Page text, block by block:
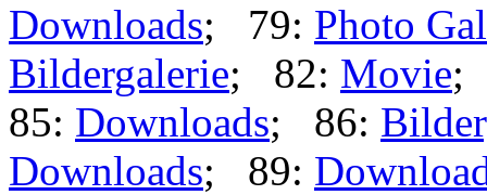
Downloads; 79: Photo
Bildergalerie; 82: Movie;
85: Downloads; 86:
Downloads; 89: